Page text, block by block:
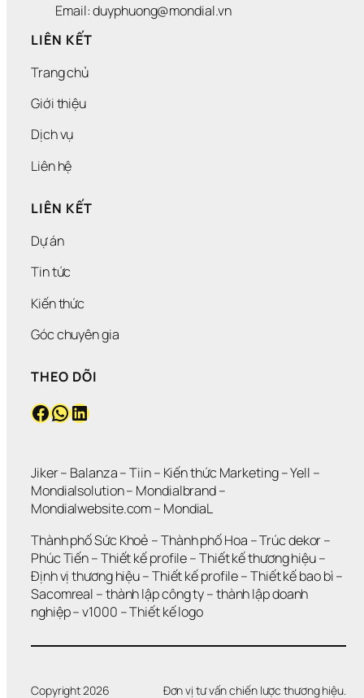
Email: duyphuong@mondial.vn
LIÊN KẾT
Trang chủ
Giới thiệu
Dịch vụ
Liên hệ
LIÊN KẾT
Dự án
Tin tức
Kiến thức
Góc chuyên gia
THEO DÕI
Facebook WhatsApp LinkedIn
Jiker – Balanza – Tiin – Kiến thức Marketing – Yell
Mondialsolution – Mondialbrand
Mondialwebsite.com – MondiaL
Thành phố Sức Khoẻ – Thành phố Hoa – Trúc dekor
Phúc Tiến – Thiết kế profile – Thiết kế thương hiệu
Định vị thương hiệu – Thiết kế profile – Thiết kế bao bì
Sacomreal – thành lập công ty – thành lập doanh
nghiệp – v1000 – Thiết kế logo
Copyright 2026 Đơn vị tư vấn chiến lược thương hiệu.